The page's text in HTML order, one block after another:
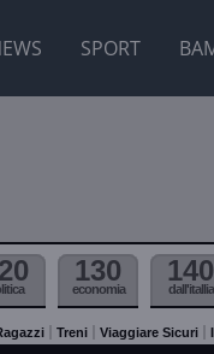
SPORT
130
economia
140
dall'itallia
Treni Viaggiare Sicuri